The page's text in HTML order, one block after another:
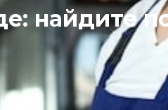
найдите